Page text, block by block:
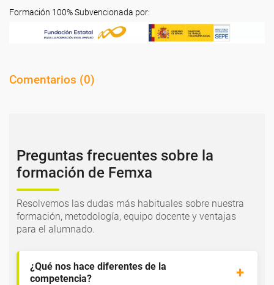
Formación 100% Subvencionada por:
Comentarios (0)
Preguntas frecuentes sobre la
formación de Femxa
Resolvemos las dudas más habituales sobre nuestra
formación, metodología, equipo docente y ventajas
para el alumnado.
¿Qué nos hace diferentes de la
competencia?